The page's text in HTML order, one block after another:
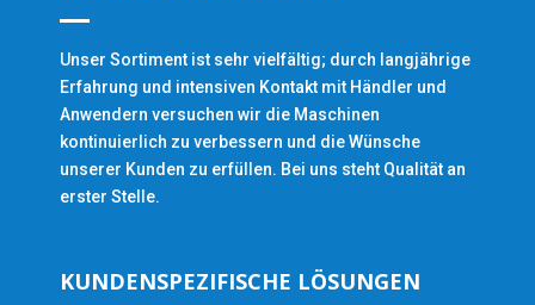
Unser Sortiment ist sehr vielfältig; durch langjährige
Erfahrung und intensiven Kontakt mit Händler und
Anwendern versuchen wir die Maschinen
kontinuierlich zu verbessern und die Wünsche
unserer Kunden zu erfüllen. Bei uns steht Qualität an
erster Stelle.
KUNDENSPEZIFISCHE LÖSUNGEN